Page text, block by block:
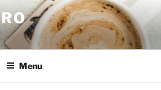
Menu